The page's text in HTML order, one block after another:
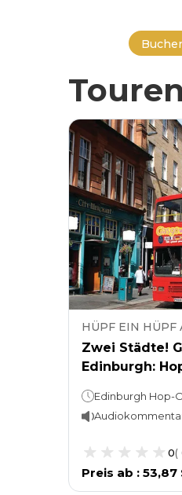
HÜPF EIN HÜPF
Zwei Städte!
Edinburgh:
Edinburgh Hop-On, Hop-Off: Tickets sind 24 Stunden gültig.
0(
Preis ab : 53,87